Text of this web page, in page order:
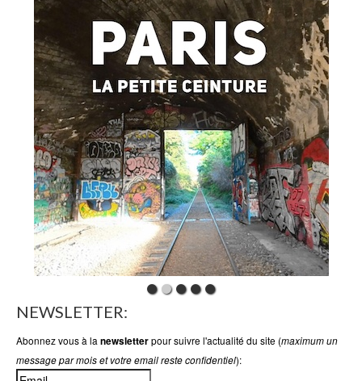
NEWSLETTER:
Abonnez vous à la newsletterpour suivre l'actualité du site (maximum un
message par mois et votre email reste confidentiel):